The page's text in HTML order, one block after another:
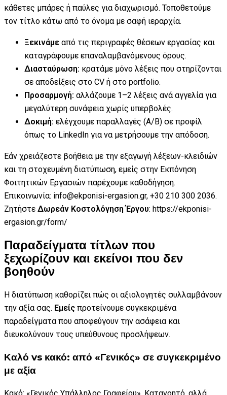
κάθετες μπάρες ή παύλες για διαχωρισμό. Τοποθετούμε
τον τίτλο κάτω από το όνομα με σαφή ιεραρχία.
Ξεκινάμε από τις περιγραφές θέσεων εργασίας και
καταγράφουμε επαναλαμβανόμενους όρους.
Διασταύρωση: κρατάμε μόνο λέξεις που στηρίζονται
σε αποδείξεις στο CV ή στο portfolio.
Προσαρμογή: αλλάζουμε 1–2 λέξεις ανά αγγελία για
μεγαλύτερη συνάφεια χωρίς υπερβολές.
Δοκιμή: ελέγχουμε παραλλαγές (A/B) σε προφίλ
όπως το LinkedIn για να μετρήσουμε την απόδοση.
Εάν χρειάζεστε βοήθεια με την εξαγωγή λέξεων-κλειδιών
και τη στοχευμένη διατύπωση, εμείς στην Εκπόνηση
Φοιτητικών Εργασιών παρέχουμε καθοδήγηση.
Επικοινωνία: info@ekponisi-ergasion.gr, +30 210 300 2036.
Ζητήστε Δωρεάν Κοστολόγηση Έργου: https://ekponisi-
ergasion.gr/form/
Παραδείγματα τίτλων που
ξεχωρίζουν και εκείνοι που δεν
βοηθούν
Η διατύπωση καθορίζει πώς οι αξιολογητές συλλαμβάνουν
την αξία σας. Εμείς προτείνουμε συγκεκριμένα
παραδείγματα που αποφεύγουν την ασάφεια και
διευκολύνουν τους υπεύθυνους προσλήψεων.
Καλό vs κακό: από «Γενικός» σε συγκεκριμένο
με αξία